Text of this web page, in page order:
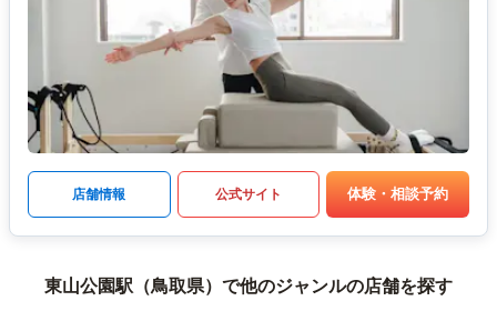
店舗情報 公式サイト 体験・相談予約
東山公園駅（鳥取県）で他のジャンルの店舗を探す